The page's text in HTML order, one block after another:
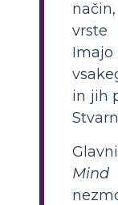
vrste
in jih
Mind